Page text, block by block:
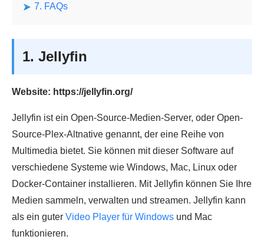
7. FAQs
1. Jellyfin
Website: https://jellyfin.org/
Jellyfin ist ein Open-Source-Medien-Server, oder Open-
Source-Plex-Altnative genannt, der eine Reihe von
Multimedia bietet. Sie können mit dieser Software auf
verschiedene Systeme wie Windows, Mac, Linux oder
Docker-Container installieren. Mit Jellyfin können Sie Ihre
Medien sammeln, verwalten und streamen. Jellyfin kann
als ein guter Video Player für Windows und Mac
funktionieren.